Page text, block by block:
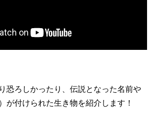
恐ろしかったり、伝説となった名前や
が付けられた生き物を紹介します！